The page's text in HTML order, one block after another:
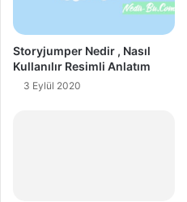
Storyjumper Nedir , Nasıl
Kullanılır Resimli Anlatım
3 Eylül 2020